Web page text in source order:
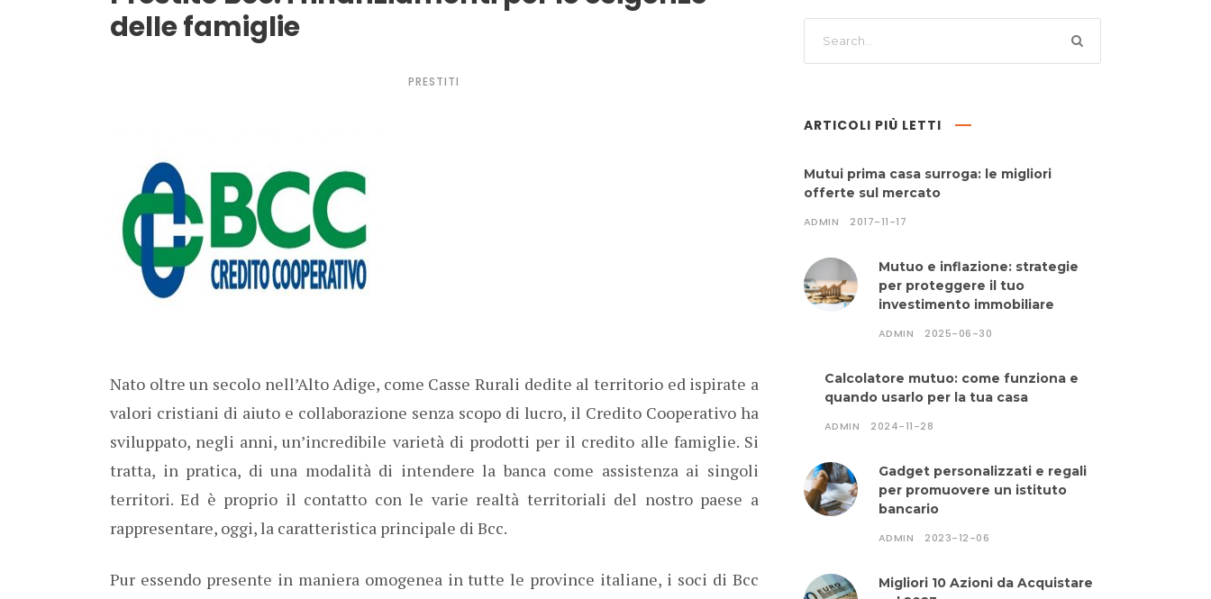
delle famiglie
PRESTITI
Nato oltre un secolo nell’Alto Adige, come Casse Rurali dedite al territorio ed ispirate a
valori cristiani di aiuto e collaborazione senza scopo di lucro, il Credito Cooperativo ha
sviluppato, negli anni, un’incredibile varietà di prodotti per il credito alle famiglie. Si
tratta, in pratica, di una modalità di intendere la banca come assistenza ai singoli
territori. Ed è proprio il contatto con le varie realtà territoriali del nostro paese a
rappresentare, oggi, la caratteristica principale di Bcc.
Pur essendo presente in maniera omogenea in tutte le province italiane, i soci di Bcc
ARTICOLI PIÙ LETTI
Mutui prima casa surroga: le migliori
offerte sul mercato
ADMIN 2017-11-17
Mutuo e inflazione: strategie
per proteggere il tuo
investimento immobiliare
ADMIN 2025-06-30
Calcolatore mutuo: come funziona e
quando usarlo per la tua casa
ADMIN 2024-11-28
Gadget personalizzati e regali
per promuovere un istituto
bancario
ADMIN 2023-12-06
Migliori 10 Azioni da Acquistare